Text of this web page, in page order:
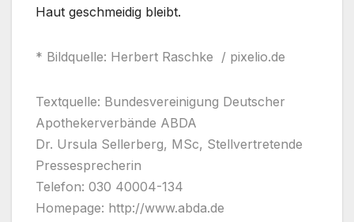
Haut geschmeidig bleibt.
* Bildquelle: Herbert Raschke / pixelio.de
Textquelle: Bundesvereinigung Deutscher
Apothekerverbände ABDA
Dr. Ursula Sellerberg, MSc, Stellvertretende
Pressesprecherin
Telefon: 030 40004-134
Homepage: http://www.abda.de